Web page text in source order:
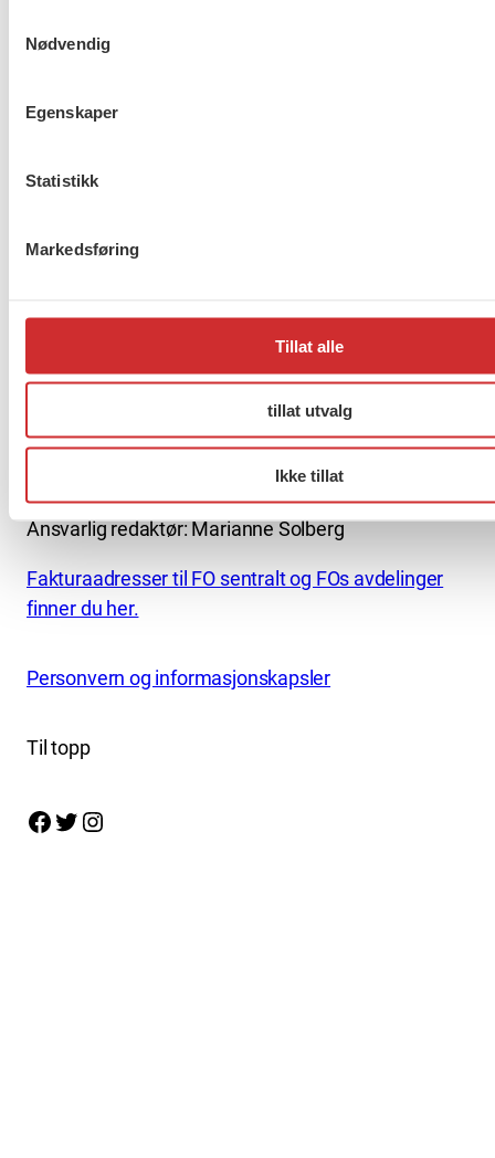
Nødvendig
Egenskaper
Statistikk
Markedsføring
Tillat alle
tillat utvalg
Ikke tillat
FO (Fellesorganisasjonen)
Pb. 4693 Sofienberg
+47 919 19 916
Nettredaktør: nettredaktor@fo.no
Ansvarlig redaktør: Marianne Solberg
Fakturaadresser til FO sentralt og FOs avdelinger
finner du her.
Personvern og informasjonskapsler
Til topp
Facebook Twitter Instagram